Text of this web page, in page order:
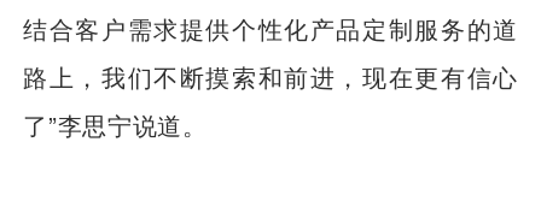
结合客户需求提供个性化产品定制服务的道
路上，我们不断摸索和前进，现在更有信心
了”李思宁说道。